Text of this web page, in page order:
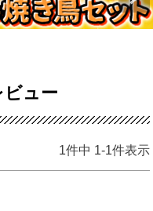
ュー
1件中 1-1件表示